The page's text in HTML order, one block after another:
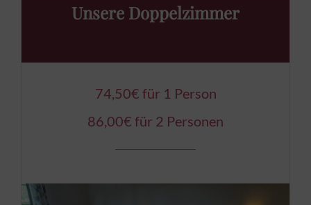
Unsere Doppelzimmer
74,50€ für 1 Person
86,00€ für 2 Personen